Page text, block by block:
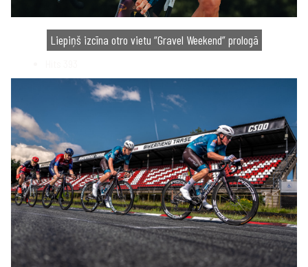
Liepiņš izcīna otro vietu “Gravel Weekend” prologā